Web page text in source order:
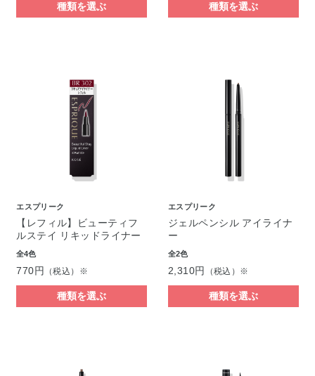
種類を選ぶ 種類を選ぶ
エスプリーク
【レフィル】ビューティフ
ルステイ リキッドライナー
全4色
770円 （税込）※
種類を選ぶ
エスプリーク
ジェルペンシル アイライナ
ー
全2色
2,310円 （税込）※
種類を選ぶ